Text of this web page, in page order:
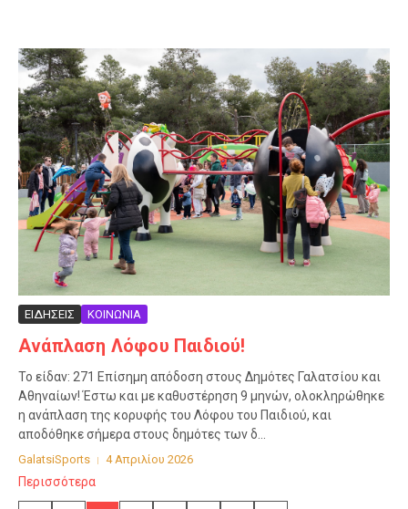
ΕΙΔΗΣΕΙΣ ΚΟΙΝΩΝΙΑ
Ανάπλαση Λόφου Παιδιού!
Το είδαν: 271 Επίσημη απόδοση στους Δημότες Γαλατσίου και
Αθηναίων! Έστω και με καθυστέρηση 9 μηνών, ολοκληρώθηκε
η ανάπλαση της κορυφής του Λόφου του Παιδιού, και
αποδόθηκε σήμερα στους δημότες των δ...
GalatsiSports 4 Απριλίου 2026
Περισσότερα